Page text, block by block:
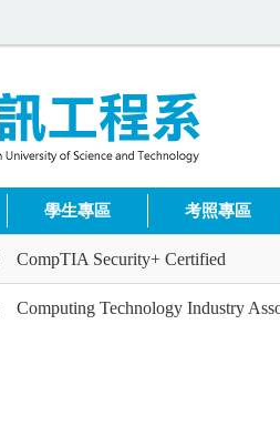
學生專區 考照專區
CompTIA Security+ Certified
Computing Technology Industry